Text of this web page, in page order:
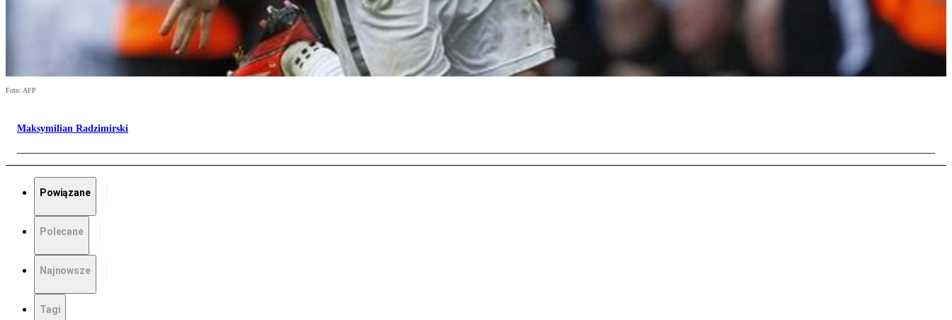
Foto: AFP
Maksymilian Radzimirski
Powiązane
Polecane
Najnowsze
Tagi